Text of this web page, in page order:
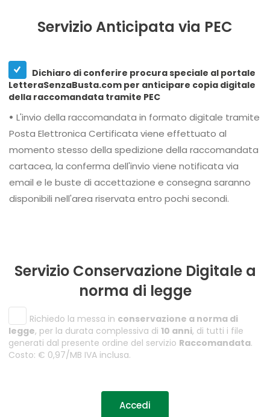
Servizio Anticipata via PEC
Dichiaro di conferire procura speciale al portale
LetteraSenzaBusta.com per anticipare copia digitale
della raccomandata tramite PEC
• L'invio della raccomandata in formato digitale tramite
Posta Elettronica Certificata viene effettuato al
momento stesso della spedizione della raccomandata
cartacea, la conferma dell'invio viene notificata via
email e le buste di accettazione e consegna saranno
disponibili nell'area riservata entro pochi secondi.
Servizio Conservazione Digitale a
norma di legge
Richiedo la messa in conservazione a norma di
legge, per la durata complessiva di 10 anni, di tutti i file
generati dal presente ordine del servizio Raccomandata.
Costo: € 0,97/MB IVA inclusa.
Accedi